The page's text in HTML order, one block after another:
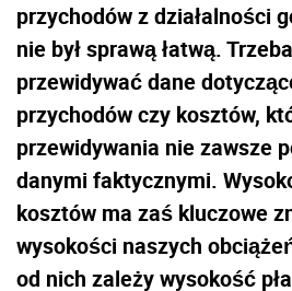
przychodów z działalności
nie był sprawą łatwą.
przewidywać dane
przychodów czy kosztów,
przewidywania nie zawsze
danymi faktycznymi.
kosztów ma zaś kluczowe
wysokości naszych
od nich zależy wysokość